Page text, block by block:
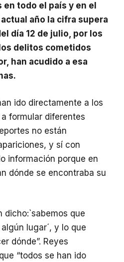
todo el país y en el
año la cifra supera
día 12 de julio, por los
delitos cometidos
han acudido a esa
ido directamente a los
formular diferentes
no están
y sí con
información porque en
dónde se encontraba su
dicho:`sabemos que
lugar´, y lo que
dónde”. Reyes
“todos se han ido